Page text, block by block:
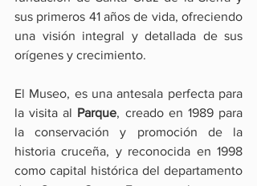
sus primeros 41 años de vida, ofreciendo
una visión integral y detallada de sus
orígenes y crecimiento.
El Museo, es una antesala perfecta para
la visita al Parque, creado en 1989 para
la conservación y promoción de la
historia cruceña, y reconocida en 1998
como capital histórica del departamento